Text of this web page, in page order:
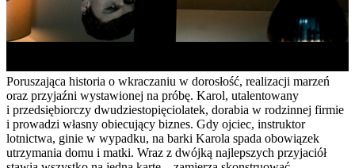
Poruszająca historia o wkraczaniu w dorosłość, realizacji marzeń
oraz przyjaźni wystawionej na próbę. Karol, utalentowany
i przedsiębiorczy dwudziestopięciolatek, dorabia w rodzinnej firmie
i prowadzi własny obiecujący biznes. Gdy ojciec, instruktor
lotnictwa, ginie w wypadku, na barki Karola spada obowiązek
utrzymania domu i matki. Wraz z dwójką najlepszych przyjaciół